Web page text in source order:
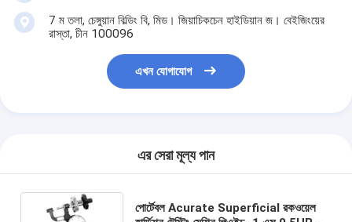
7 ম তলা, চেঙ্গুয়ান বিল্ডিং বি, মিড। জিয়াচিকচেন হাইডিয়ান জ। বেইজিংয়ের
রাস্তা, চীন 100096
এখন যোগাযোগ
এর সেরা মূল্য পান
পোর্টেবল Acurate Superficial রকওয়েল